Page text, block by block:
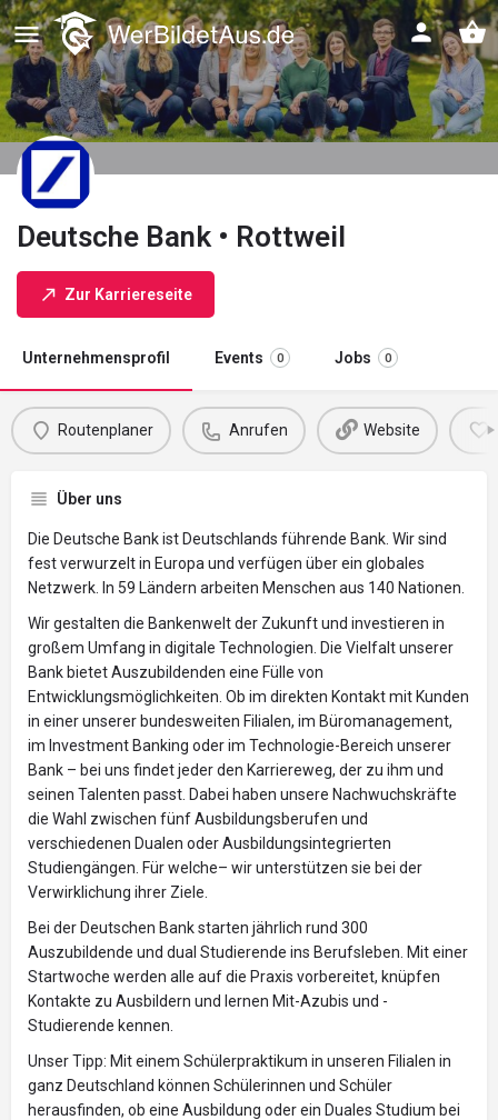
Deutsche Bank • Rottweil
Zur Karriereseite
Unternehmensprofil Events 0 Jobs 0
Routenplaner Anrufen Website
Über uns
Die Deutsche Bank ist Deutschlands führende Bank. Wir sind
fest verwurzelt in Europa und verfügen über ein globales
Netzwerk. In 59 Ländern arbeiten Menschen aus 140 Nationen.
Wir gestalten die Bankenwelt der Zukunft und investieren in
großem Umfang in digitale Technologien. Die Vielfalt unserer
Bank bietet Auszubildenden eine Fülle von
Entwicklungsmöglichkeiten. Ob im direkten Kontakt mit Kunden
in einer unserer bundesweiten Filialen, im Büromanagement,
im Investment Banking oder im Technologie-Bereich unserer
Bank – bei uns findet jeder den Karriereweg, der zu ihm und
seinen Talenten passt. Dabei haben unsere Nachwuchskräfte
die Wahl zwischen fünf Ausbildungsberufen und
verschiedenen Dualen oder Ausbildungsintegrierten
Studiengängen. Für welche– wir unterstützen sie bei der
Verwirklichung ihrer Ziele.
Bei der Deutschen Bank starten jährlich rund 300
Auszubildende und dual Studierende ins Berufsleben. Mit einer
Startwoche werden alle auf die Praxis vorbereitet, knüpfen
Kontakte zu Ausbildern und lernen Mit-Azubis und -
Studierende kennen.
Unser Tipp: Mit einem Schülerpraktikum in unseren Filialen in
ganz Deutschland können Schülerinnen und Schüler
herausfinden, ob eine Ausbildung oder ein Duales Studium bei